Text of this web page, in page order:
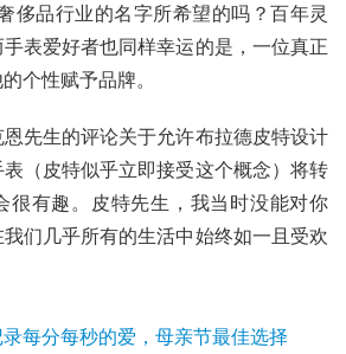
侈品行业的名字所希望的吗？百年灵
表爱好者也同样幸运的是，一位真正
个性赋予品牌。
先生的评论关于允许布拉德皮特设计
（皮特似乎立即接受这个概念）将转
很有趣。皮特先生，我当时没能对你
们几乎所有的生活中始终如一且受欢
每分每秒的爱，母亲节最佳选择